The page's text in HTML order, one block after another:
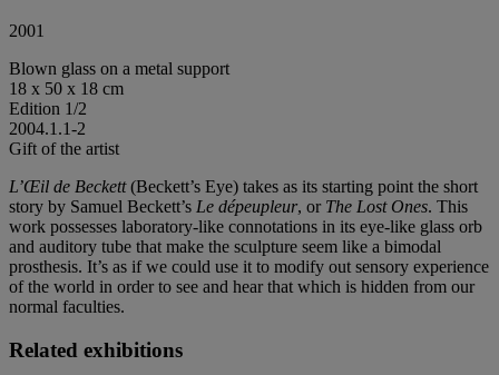
2001
Blown glass on a metal support
18 x 50 x 18 cm
Edition 1/2
2004.1.1-2
Gift of the artist
L’Œil de Beckett(Beckett’s Eye) takes as its starting point the short
story by Samuel Beckett’s Le dépeupleur, or The Lost Ones. This
work possesses laboratory-like connotations in its eye-like glass orb
and auditory tube that make the sculpture seem like a bimodal
prosthesis. It’s as if we could use it to modify out sensory experience
of the world in order to see and hear that which is hidden from our
normal faculties.
Related exhibitions